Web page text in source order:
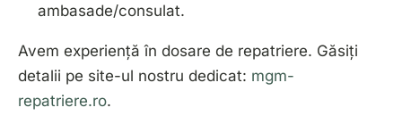
ambasade/consulat.
Avem experiență în dosare de repatriere. Găsiți
detalii pe site-ul nostru dedicat: mgm-
repatriere.ro.